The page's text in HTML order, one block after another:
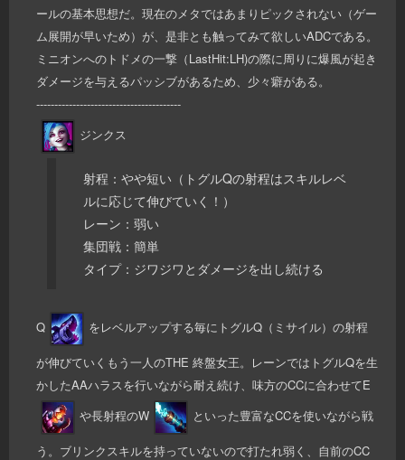
ールの基本思想だ。現在のメタではあまりピックされない（ゲー
ム展開が早いため）が、是非とも触ってみて欲しいADCである。
ミニオンへのトドメの一撃（LastHit:LH)の際に周りに爆風が起き
ダメージを与えるパッシブがあるため、少々癖がある。
----------------------------------------
ジンクス
射程：やや短い（トグルQの射程はスキルレベ
ルに応じて伸びていく！）
レーン：弱い
集団戦：簡単
タイプ：ジワジワとダメージを出し続ける
Q をレベルアップする毎にトグルQ（ミサイル）の射程
が伸びていくもう一人のTHE 終盤女王。レーンではトグルQを生
かしたAAハラスを行いながら耐え続け、味方のCCに合わせてE
や長射程のW
といった豊富なCCを使いながら戦
う。ブリンクスキルを持っていないので打たれ弱く、自前のCC